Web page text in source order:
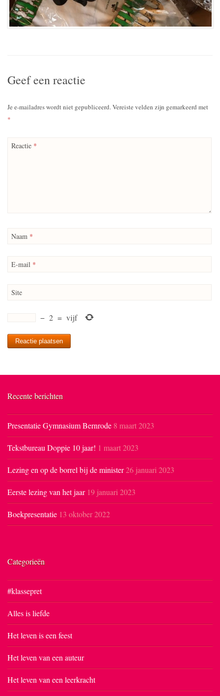
Geef een reactie
Je e-mailadres wordt niet gepubliceerd.Vereiste velden zijn gemarkeerd met
*
Reactie *
Naam *
E-mail *
Site
− 2 = vijf
Recente berichten
Presentatie Gymnasium Bernrode 8 maart 2023
Tekstbureau Doppie 10 jaar! 1 maart 2023
Lezing en op de borrel bij de minister26 januari 2023
Eerste lezing van het jaar 19 januari 2023
Boekpresentatie 13 oktober 2022
Categorieën
#klassepret
Alles is liefde
Het leven is een feest
Het leven van een auteur
Het leven van een leerkracht